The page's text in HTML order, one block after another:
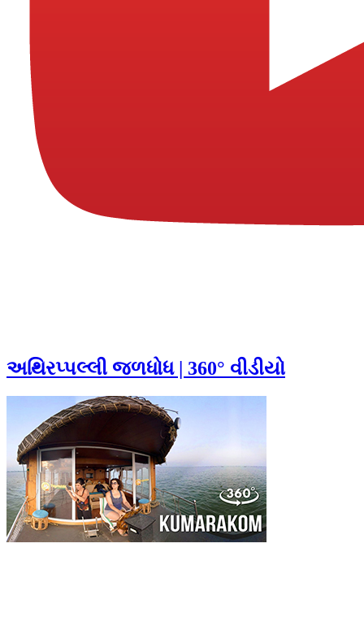
અથિરપ્પલ્લી જળધોધ | 360° વીડીયો